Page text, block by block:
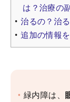
は？治療の
治るの？治
追加の情報
緑内障は、